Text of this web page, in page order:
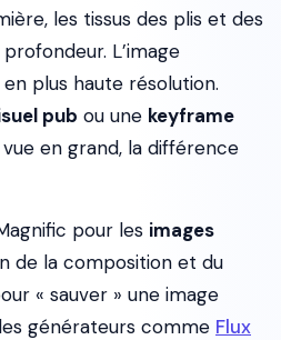
les tissus des plis et des
L’image
plus haute résolution.
pub ou une keyframe
en grand, la différence
pour les images
de la composition et du
« sauver » une image
générateurs comme Flux